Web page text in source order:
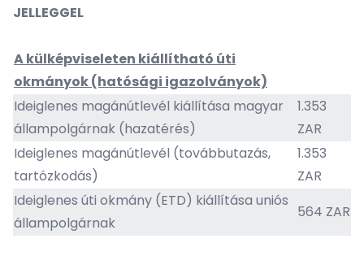
JELLEGGEL
A külképviseleten kiállítható úti
okmányok (hatósági igazolványok)
Ideiglenes magánútlevél kiállítása magyar
állampolgárnak (hazatérés)
1.353
ZAR
Ideiglenes magánútlevél (továbbutazás,
tartózkodás)
1.353
ZAR
Ideiglenes úti okmány (ETD) kiállítása uniós
állampolgárnak
564 ZAR